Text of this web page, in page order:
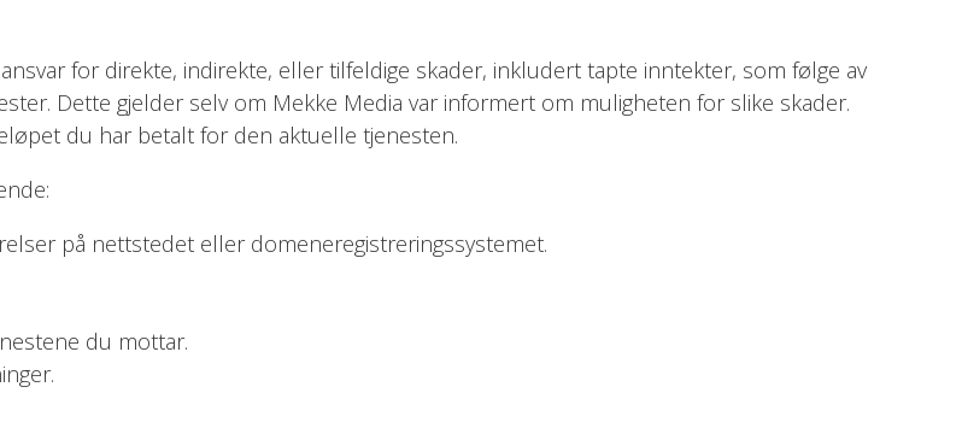
for direkte, indirekte, eller tilfeldige skader, inkludert tapte inntekter, som følge av
Dette gjelder selv om Mekke Media var informert om muligheten for slike skader.
du har betalt for den aktuelle tjenesten.
på nettstedet eller domeneregistreringssystemet.
du mottar.